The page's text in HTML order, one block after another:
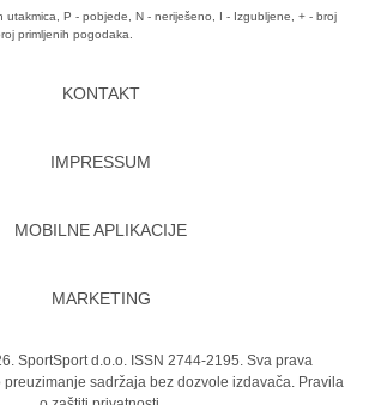
utakmica, P - pobjede, N - neriješeno, I - Izgubljene, + - broj
primljenih pogodaka.
KONTAKT
IMPRESSUM
MOBILNE APLIKACIJE
MARKETING
SportSport d.o.o. ISSN 2744-2195. Sva prava
sadržaja bez dozvole izdavača. Pravila